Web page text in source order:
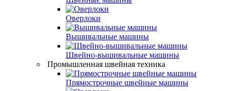
Оверлоки
Вышивальные машины
Швейно-вышивальные машины
Промышленная швейная техника
Прямострочные швейные машины